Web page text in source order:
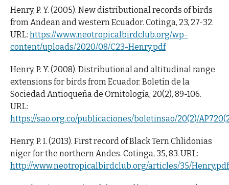
Henry, P. Y. (2005). New distributional records of birds
from Andean and western Ecuador. Cotinga, 23, 27-32.
URL: https://www.neotropicalbirdclub.org/wp-
content/uploads/2020/08/C23-Henry.pdf
Henry, P. Y. (2008). Distributional and altitudinal range
extensions for birds from Ecuador. Boletín de la
Sociedad Antioqueña de Ornitología, 20(2), 89-106.
URL:
https://sao.org.co/publicaciones/boletinsao/20(2)/
Henry, P. I. (2013). First record of Black Tern Chlidonias
niger for the northern Andes. Cotinga, 35, 83. URL:
http://www.neotropicalbirdclub.org/articles/35/Henry.pdf